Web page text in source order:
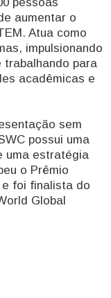
aumentar o
Atua como
impulsionando
trabalhando para
acadêmicas e
sem
possui uma
uma estratégia
o Prêmio
e foi finalista do
Global